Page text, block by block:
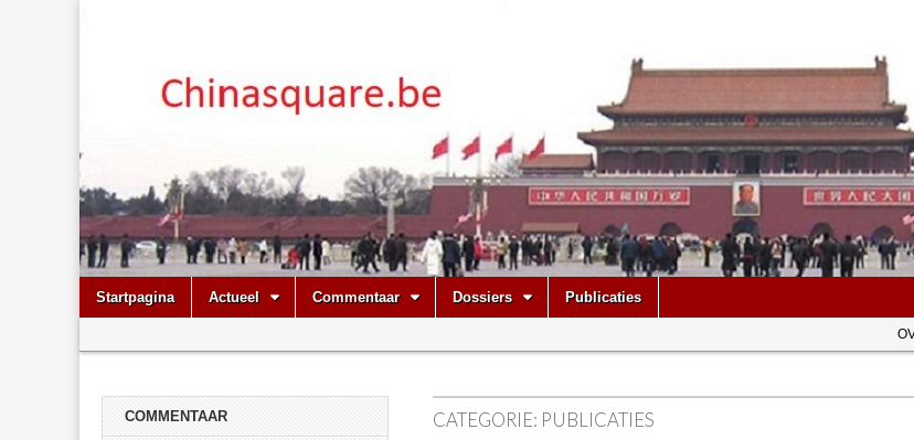
Chinasquare.be
Main
menu
Skip
Startpagina Actueel Commentaar Dossiers Publicaties
menu
CATEGORIE: PUBLICATIES
COMMENTAAR